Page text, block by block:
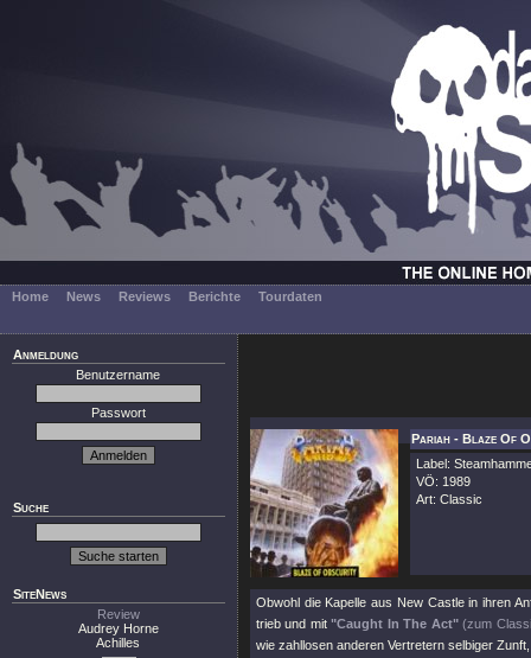
Home News Reviews Berichte Tourdaten
Anmeldung
Benutzername
Passwort
Suche
SiteNews
Review
Audrey Horne
Achilles
Pariah - Blaze Of
Label:
VÖ: 1989
Art: Classic
Obwohl die Kapelle aus New Castle in ihren
trieb und mit"Caught In The Act" (zum
wie zahllosen anderen Vertretern selbiger